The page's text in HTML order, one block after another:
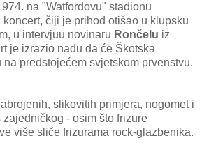
na "Watfordovu" stadionu
čiji je prihod otišao u klupsku
u intervjuu novinaru Rončelu iz
je izrazio nadu da će Škotska
predstojećem svjetskom prvenstvu.
slikovitih primjera, nogomet i
- osim što frizure
više sliče frizurama rock-glazbenika.